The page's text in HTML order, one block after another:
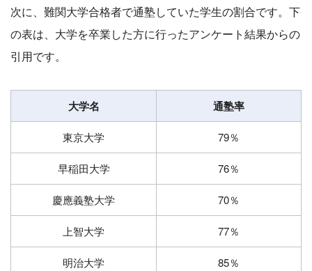
次に、難関大学合格者で通塾していた学生の割合です。下
の表は、大学を卒業した方に行ったアンケート結果からの
引用です。
大学名 通塾率
東京大学 79％
早稲田大学 76％
慶應義塾大学 70％
上智大学 77％
明治大学 85％